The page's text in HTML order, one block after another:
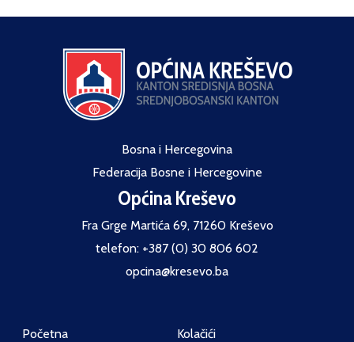
Bosna i Hercegovina
Federacija Bosne i Hercegovine
Općina Kreševo
Fra Grge Martića 69, 71260 Kreševo
telefon: +387 (0) 30 806 602
opcina@kresevo.ba
Početna
Kolačići